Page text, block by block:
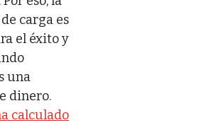
carga es
el éxito y
una
dinero.
calculado